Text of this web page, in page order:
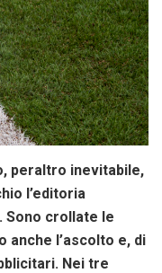
peraltro inevitabile,
l’editoria
crollate le
l’ascolto e, di
Nei tre